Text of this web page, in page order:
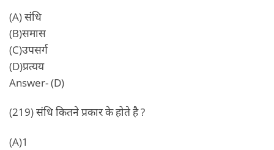
(A) संधि
(B)समास
(C)उपसर्ग
(D)प्रत्यय
Answer- (D)
(219) संधि कितने प्रकार के होते है ?
(A)1